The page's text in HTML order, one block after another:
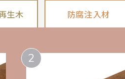
生木 防腐注入材
2